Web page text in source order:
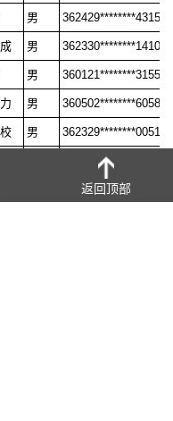
男 362429********4315
男 362330********1410
男 360121********3155
男 360502********6058
男 362329********0051
360122********1219
育中心职业技能等级认定
返回顶部